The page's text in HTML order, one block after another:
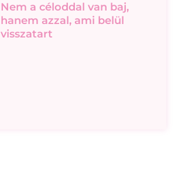
Nem a céloddal van baj,
hanem azzal, ami belül
visszatart